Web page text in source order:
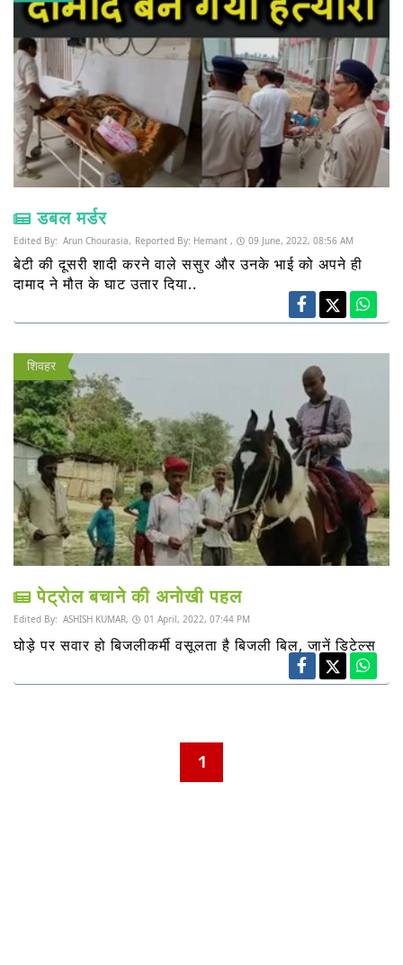
डबल मर्डर
Edited By: Arun Chourasia, Reported By: Hemant , 09 June, 2022, 08:56 AM
बेटी की दूसरी शादी करने वाले ससुर और उनके भाई को अपने ही
दामाद ने मौत के घाट उतार दिया..
शिवहर
पेट्रोल बचाने की अनोखी पहल
Edited By: ASHISH KUMAR, 01 April, 2022, 07:44 PM
घोड़े पर सवार हो बिजलीकर्मी वसूलता है बिजली बिल, जानें डिटेल्स
1